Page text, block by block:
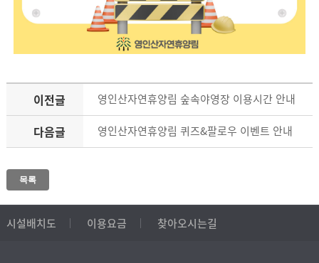
이전글 영인산자연휴양림 숲속야영장 이용시간 안내
다음글 영인산자연휴양림 퀴즈&팔로우 이벤트 안내
목록
시설배치도 이용요금 찾아오시는길